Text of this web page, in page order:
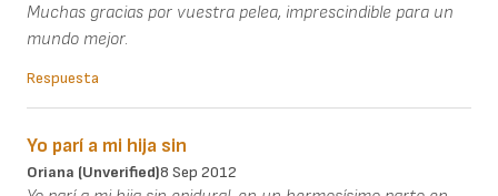
Muchas gracias por vuestra pelea, imprescindible para un
mundo mejor.
Respuesta
Yo parí a mi hija sin
Oriana (unverified)8 Sep 2012